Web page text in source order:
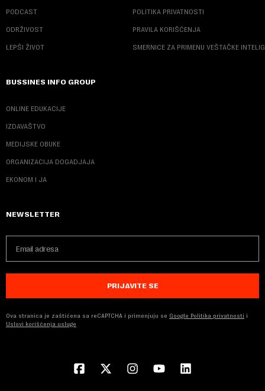
PODCAST
ODRŽIVOST
LEPŠI ŽIVOT
POLITIKA PRIVATNOSTI
PRAVILA KORIŠĆENJA
SMERNICE ZA PRIMENU VEŠTAČKE
BUSSINES INFO GROUP
ONLINE EDUKACIJE
IZDAVAŠTVO
MEDIJSKE OBUKE
ORGANIZACIJA DOGADJAJA
EKONOM I JA
NEWSLETTER
PRIJAVITE SE
Ova stranica je zaštićena sa reCAPTCHA i primenjuju se Google Politika privatnosti i
Uslovi korišćenja usluge